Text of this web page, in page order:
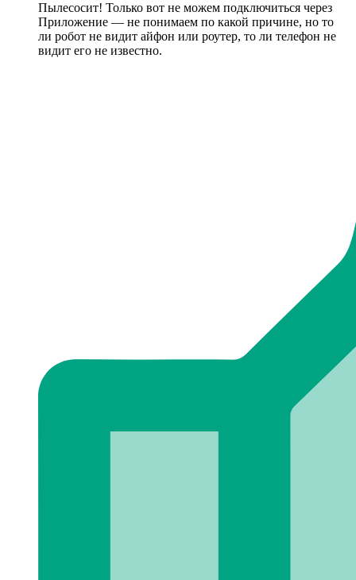
Пылесосит! Только вот не можем подключиться через
Приложение — не понимаем по какой причине, но то
ли робот не видит айфон или роутер, то ли телефон не
видит его не известно.